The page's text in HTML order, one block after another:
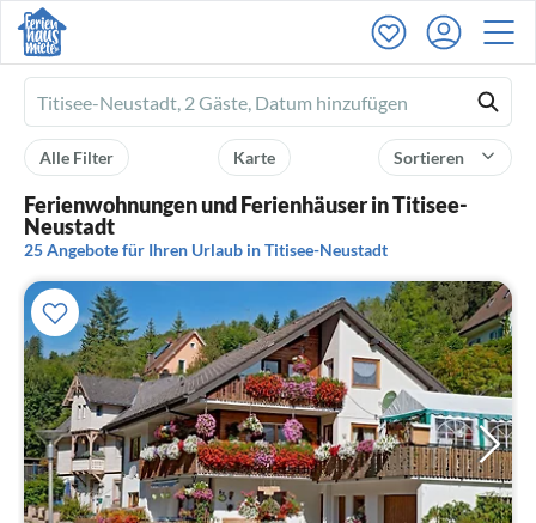
Ferienhausmiete
logo
Sortieren
Karte
Alle Filter
Ferienwohnungen und Ferienhäuser in Titisee-
Neustadt
25 Angebote für Ihren Urlaub in Titisee-Neustadt